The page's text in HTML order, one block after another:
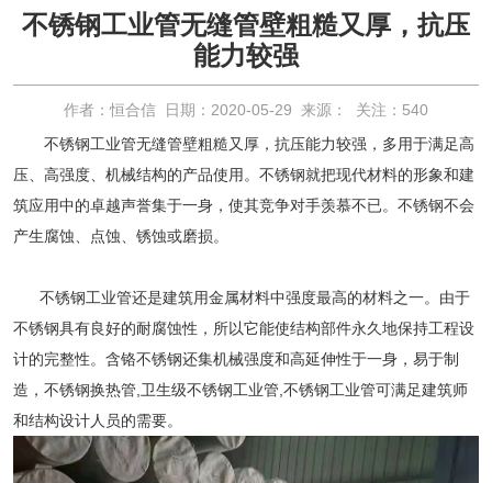
不锈钢工业管无缝管壁粗糙又厚，抗压
能力较强
作者：恒合信 日期：2020-05-29 来源： 关注： 540
不锈钢工业管无缝管壁粗糙又厚，抗压能力较强，多用于满足高
压、高强度、机械结构的产品使用。不锈钢就把现代材料的形象和建
筑应用中的卓越声誉集于一身，使其竞争对手羡慕不已。不锈钢不会
产生腐蚀、点蚀、锈蚀或磨损。
不锈钢工业管还是建筑用金属材料中强度最高的材料之一。由于
不锈钢具有良好的耐腐蚀性，所以它能使结构部件永久地保持工程设
计的完整性。含铬不锈钢还集机械强度和高延伸性于一身，易于制
造，不锈钢换热管,卫生级不锈钢工业管, 不锈钢工业管可满足建筑师
和结构设计人员的需要。